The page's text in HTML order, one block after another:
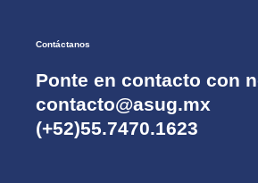
Contáctanos
Ponte en contacto con
contacto@asug.mx
(+52)55.7470.1623